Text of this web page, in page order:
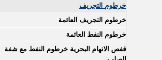
خرطوم التجريف
خرطوم التجريف العائمة
خرطوم النفط العائمة
قفص الاتهام البحرية خرطوم النفط مع شفة